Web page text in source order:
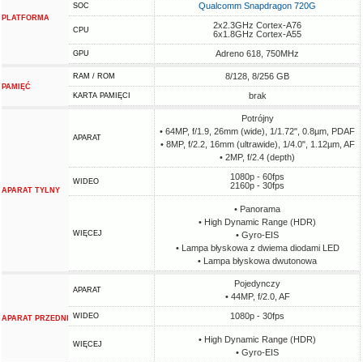
PLATFORMA
SOC Qualcomm Snapdragon 720G
CPU
2x2.3GHz Cortex-A76
6x1.8GHz Cortex-A55
GPU Adreno 618, 750MHz
PAMIĘĆ
RAM / ROM 8/128, 8/256 GB
KARTA PAMIĘCI brak
APARAT TYLNY
APARAT
Potrójny
• 64MP, f/1.9, 26mm (wide), 1/1.72", 0.8µm, PDAF
• 8MP, f/2.2, 16mm (ultrawide), 1/4.0", 1.12µm, AF
• 2MP, f/2.4 (depth)
WIDEO
1080p - 60fps
2160p - 30fps
WIĘCEJ
• Panorama
• High Dynamic Range (HDR)
• Gyro-EIS
• Lampa błyskowa z dwiema diodami LED
• Lampa błyskowa dwutonowa
APARAT PRZEDNI
APARAT
Pojedynczy
• 44MP, f/2.0, AF
WIDEO 1080p - 30fps
WIĘCEJ
• High Dynamic Range (HDR)
• Gyro-EIS